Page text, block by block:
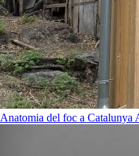
Anatomia del foc a Catalunya